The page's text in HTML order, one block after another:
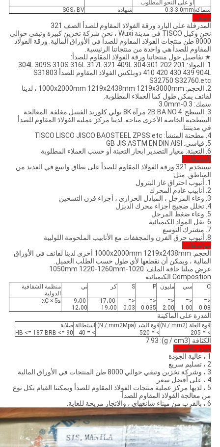
أو على النحو المطلوب
سماكة 0.3-3.0mm شهادة SGS، BV
وصف:
المدرفلة على البارد ورقة الفولاذ المقاوم للصدأ الصف 321
نحن وكيل TISCO في مدينة Wuxi ، نحن شركة تخزين كبيرة وتبقي حوالي
8000 طن منتجات الفولاذ المقاوم للصدأ في الأوراق المالية. ورقة الفولاذ
المقاوم للصدأ هي واحدة من منتجاتنا الرئيسية.
★ تفاصيل حول منتجاتنا ورقة الفولاذ المقاوم للصدأ:
1. المواد: 201 202 301 304 304L 309S 310S 316L 317L 321 409L
410 420 430 439 904L دوبلكس الفولاذ المقاوم للصدأ S31803
S32750 S32760.etc
2. الحجم: 1000x2000mm 1219x2438mm 1219x3000mm ، لدينا
لفائف يمكن طول كما العملاء المطلوبة.
سمك: 0.3-3.0mm
3. السطح: 2B BA NO.4 مرآة 8K بولي كلوريد الفينيل مغلفة. المعالجة
السطحية الخاصة الأخرى متاحة. لدينا مركز عملية الفولاذ المقاوم للصدأ
في مدينتنا.
4. مطحنة المنشأ: TISCO LISCO JISCO BAOSTEEL ZPSS.etc
5. قياسي: GB JIS ASTM EN DIN AISI
6. التعبئة: معيار التصدير ابحار التعبئة أو حسب العملاء المطلوبة.
التطبيقات:
يستخدم 321 ورقة الفولاذ المقاوم للصدأ على نطاق واسع في العديد من
المناطق. مثل:
1. أنبوب احتراق غاز البترول
2. أنابيب عادم المحرك
3. وعاء المرجل ، المبادل الحراري ، أجزاء فرن التسخين
4. تخلل ضجيج أجزاء محرك الديزل
5. وعاء ضغط المرجل
6. نقل المواد الكيميائية
7. مشترك التوسع
8. أنبوب حرق الفرن والمجففات مع الأنابيب الملحومة اللولبية
مواصفات:
الحجم: 1000x2000mm 1219x2438mm أخرى لدينا لفائف في الأوراق
المالية ، ويمكن أن نقطعها لأي طول حسب الطلب العميل.
عرض ميلنا حافة الملف: 1020-1050mm 1220-1260mm
Compostion الكيميائية
C سي مليون P
S كر ني
منظمة الشفافية
الدولية
<=
0.08
<=
1.00
<=
2.00
<=
0.035
<=
0.03
17،00-
19،00
9،00-
12،00
≥5 × C٪
القدرة على الماكينة
قوة الغلة (N / mm2) قوة الشد (N / mm2Mpa): استطالة:صلابة
> = 205
> = 520
> = 40
HB <= 187 BRB <= 90
الكثافة (g / cm3): 7.93
ميزة تنافسية:
1 ، عالية الجودة
2 ، تسليم سريع
3 ، وشركة تخزين وتبقي حوالي 8000 طن المنتجات في الأوراق المالية.
4 ، على أفضل سعر.
5 ، لديها مركز عملية منتجات الفولاذ المقاوم للصدأ ويمكننا القيام بكل نوع
من معالجة الفولاذ المقاوم للصدأ.
6 ، بالقرب من ميناء شانغهاى ، والاتجار مريحة للغاية.